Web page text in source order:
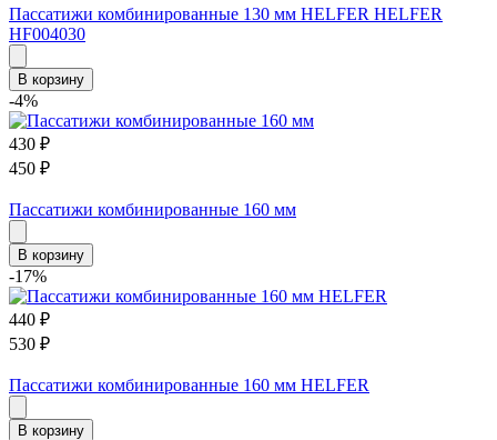
Пассатижи комбинированные 130 мм HELFER HELFER
HF004030
В корзину
-4%
430 ₽
450 ₽
Пассатижи комбинированные 160 мм
В корзину
-17%
440 ₽
530 ₽
Пассатижи комбинированные 160 мм HELFER
В корзину